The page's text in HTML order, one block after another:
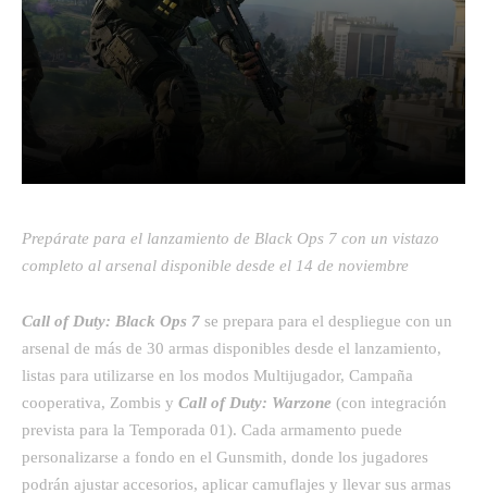
Prepárate para el lanzamiento de Black Ops 7 con un vistazo
completo al arsenal disponible desde el 14 de noviembre
Call of Duty: Black Ops 7 se prepara para el despliegue con un
arsenal de más de 30 armas disponibles desde el lanzamiento,
listas para utilizarse en los modos Multijugador, Campaña
cooperativa, Zombis y Call of Duty: Warzone (con integración
prevista para la Temporada 01). Cada armamento puede
personalizarse a fondo en el Gunsmith, donde los jugadores
podrán ajustar accesorios, aplicar camuflajes y llevar sus armas